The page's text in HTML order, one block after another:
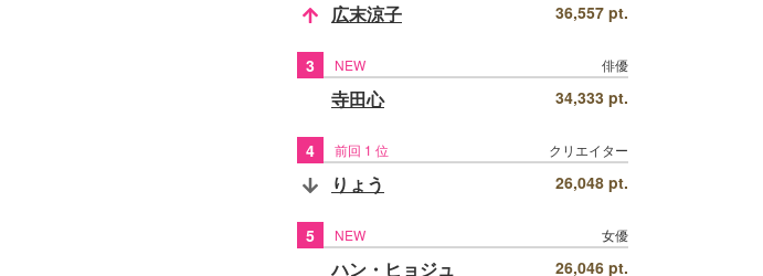
広末涼子 36,557 pt.
3 NEW 俳優
寺田心 34,333 pt.
4 前回 1 位 クリエイター
りょう 26,048 pt.
5 NEW 女優
ハン・ヒョジュ 26,046 pt.